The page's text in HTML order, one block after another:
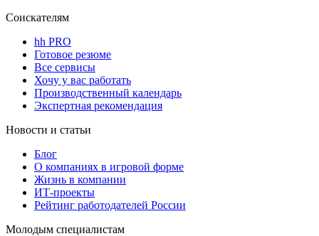
Соискателям
hh PRO
Готовое резюме
Все сервисы
Хочу у вас работать
Производственный календарь
Экспертная рекомендация
Новости и статьи
Блог
О компаниях в игровой форме
Жизнь в компании
ИТ-проекты
Рейтинг работодателей России
Молодым специалистам